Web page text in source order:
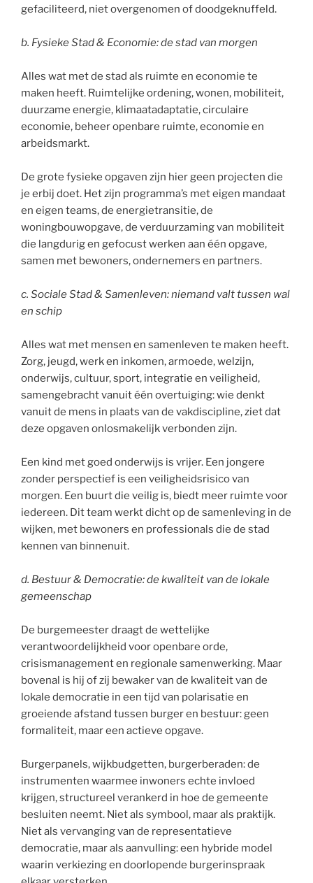
gefaciliteerd, niet overgenomen of doodgeknuffeld.
b. Fysieke Stad & Economie: de stad van morgen
Alles wat met de stad als ruimte en economie te
maken heeft. Ruimtelijke ordening, wonen, mobiliteit,
duurzame energie, klimaatadaptatie, circulaire
economie, beheer openbare ruimte, economie en
arbeidsmarkt.
De grote fysieke opgaven zijn hier geen projecten die
je erbij doet. Het zijn programma’s met eigen mandaat
en eigen teams, de energietransitie, de
woningbouwopgave, de verduurzaming van mobiliteit
die langdurig en gefocust werken aan één opgave,
samen met bewoners, ondernemers en partners.
c. Sociale Stad & Samenleven: niemand valt tussen wal
en schip
Alles wat met mensen en samenleven te maken heeft.
Zorg, jeugd, werk en inkomen, armoede, welzijn,
onderwijs, cultuur, sport, integratie en veiligheid,
samengebracht vanuit één overtuiging: wie denkt
vanuit de mens in plaats van de vakdiscipline, ziet dat
deze opgaven onlosmakelijk verbonden zijn.
Een kind met goed onderwijs is vrijer. Een jongere
zonder perspectief is een veiligheidsrisico van
morgen. Een buurt die veilig is, biedt meer ruimte voor
iedereen. Dit team werkt dicht op de samenleving in de
wijken, met bewoners en professionals die de stad
kennen van binnenuit.
d. Bestuur & Democratie: de kwaliteit van de lokale
gemeenschap
De burgemeester draagt de wettelijke
verantwoordelijkheid voor openbare orde,
crisismanagement en regionale samenwerking. Maar
bovenal is hij of zij bewaker van de kwaliteit van de
lokale democratie in een tijd van polarisatie en
groeiende afstand tussen burger en bestuur: geen
formaliteit, maar een actieve opgave.
Burgerpanels, wijkbudgetten, burgerberaden: de
instrumenten waarmee inwoners echte invloed
krijgen, structureel verankerd in hoe de gemeente
besluiten neemt. Niet als symbool, maar als praktijk.
Niet als vervanging van de representatieve
democratie, maar als aanvulling: een hybride model
waarin verkiezing en doorlopende burgerinspraak